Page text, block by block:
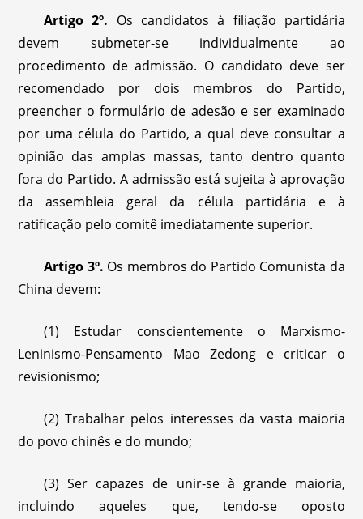
Artigo 2º. Os candidatos à filiação partidária
devem submeter-se individualmente ao
procedimento de admissão. O candidato deve ser
recomendado por dois membros do Partido,
preencher o formulário de adesão e ser examinado
por uma célula do Partido, a qual deve consultar a
opinião das amplas massas, tanto dentro quanto
fora do Partido. A admissão está sujeita à aprovação
da assembleia geral da célula partidária e à
ratificação pelo comitê imediatamente superior.
Artigo 3º. Os membros do Partido Comunista da
China devem:
(1) Estudar conscientemente o Marxismo-
Leninismo-Pensamento Mao Zedong e criticar o
revisionismo;
(2) Trabalhar pelos interesses da vasta maioria
do povo chinês e do mundo;
(3) Ser capazes de unir-se à grande maioria,
incluindo aqueles que, tendo-se oposto